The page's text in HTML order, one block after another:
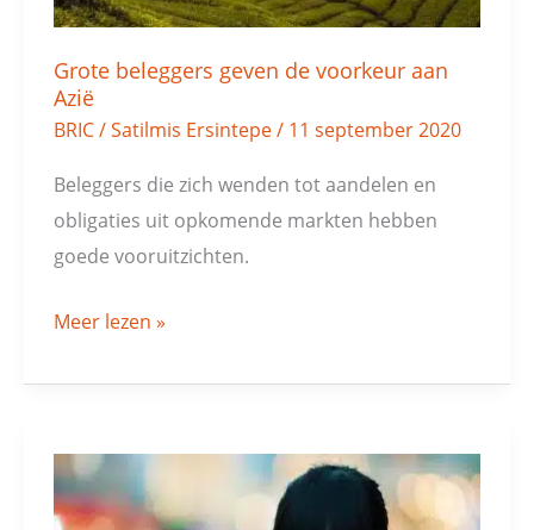
Grote beleggers geven de voorkeur aan
Azië
BRIC/Satilmis Ersintepe/ 11 september 2020
Beleggers die zich wenden tot aandelen en
obligaties uit opkomende markten hebben
goede vooruitzichten.
Meer lezen »
Azië:
opwindende